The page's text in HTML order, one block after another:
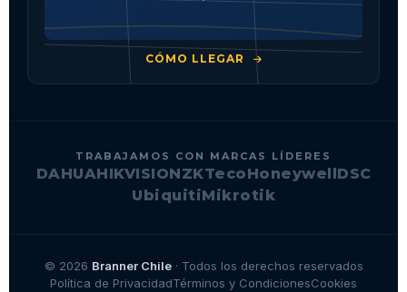
CÓMO LLEGAR
TRABAJAMOS CON MARCAS LÍDERES
DAHUAHIKVISIONZKTecoHoneywell DSC
UbiquitiMikrotik
© 2026 Branner Chile· Todos los derechos reservados
Política de PrivacidadTérminos y CondicionesCookies